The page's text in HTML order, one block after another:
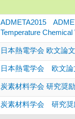
ADMETA2015
Temperature Chemical
日本熱電学会 欧文論
日本熱電学会 欧文論
炭素材料学会 研究奨
炭素材料学会 研究奨